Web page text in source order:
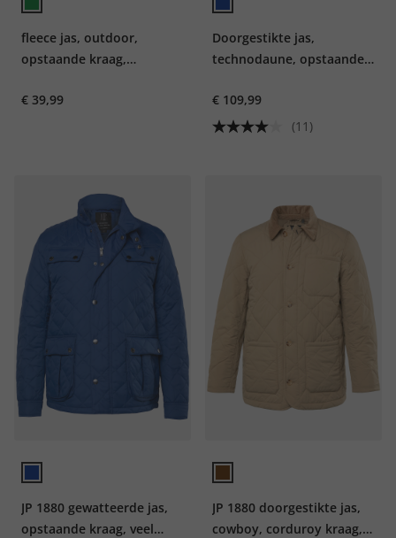
fleece jas, outdoor,
opstaande kraag,
€ 39,99
Doorgestikte jas,
technodaune, opstaande
€ 109,99
(11)
JP 1880 gewatteerde jas,
opstaande kraag, veel
JP 1880 doorgestikte jas,
cowboy, corduroy kraag,